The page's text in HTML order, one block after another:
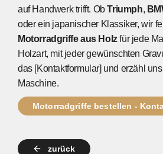
auf Handwerk trifft. ObTriumph,
oder ein japanischer Klassiker, wir
Motorradgriffe aus Holzfür jede
Holzart, mit jeder gewünschten
das [Kontaktformular] und erzähl
Maschine.
Motorradgriffe bestellen -
zurück